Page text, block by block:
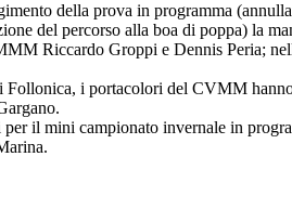
della prova in programma
del percorso alla boa di poppa) la
Riccardo Groppi e Dennis Peria;
i portacolori del CVMM
il mini campionato invernale in